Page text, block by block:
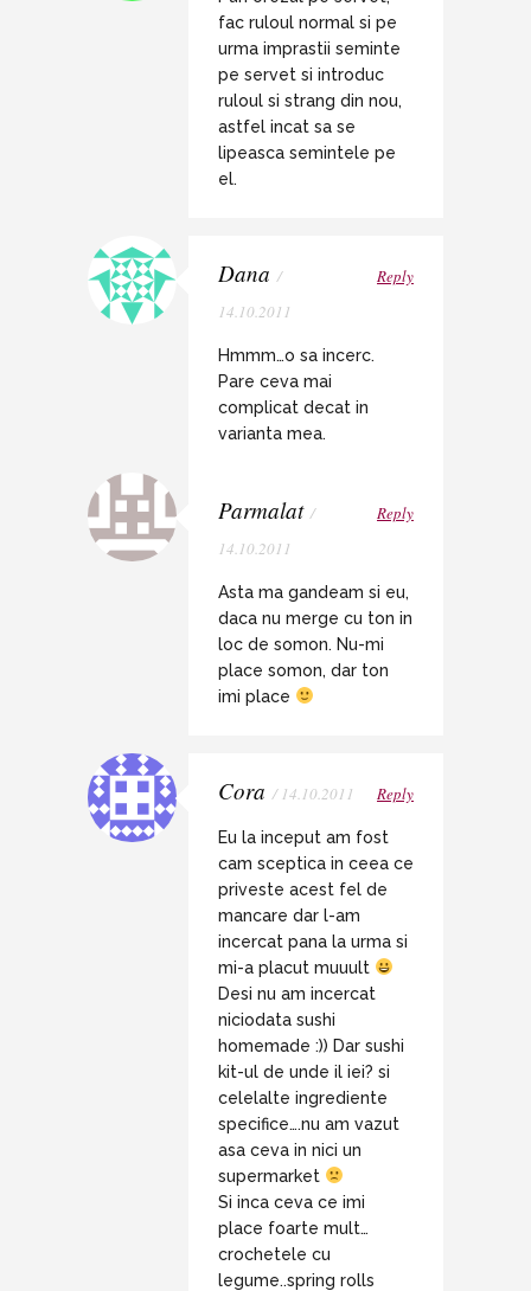
fac ruloul normal si pe
urma imprastii seminte
pe servet si introduc
ruloul si strang din nou,
astfel incat sa se
lipeasca semintele pe
el.
Dana /
14.10.2011
Reply
Hmmm…o sa incerc.
Pare ceva mai
complicat decat in
varianta mea.
Parmalat /
14.10.2011
Reply
Asta ma gandeam si eu,
daca nu merge cu ton in
loc de somon. Nu-mi
place somon, dar ton
imi place
Cora / 14.10.2011 Reply
Eu la inceput am fost
cam sceptica in ceea ce
priveste acest fel de
mancare dar l-am
incercat pana la urma si
mi-a placut muuult
Desi nu am incercat
niciodata sushi
homemade :)) Dar sushi
kit-ul de unde il iei? si
celelalte ingrediente
specifice….nu am vazut
asa ceva in nici un
supermarket
Si inca ceva ce imi
place foarte mult…
crochetele cu
legume..spring rolls